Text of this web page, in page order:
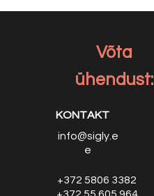
Võta
ühendust:
KONTAKT
info@sigly.e
e
+372 5806 3382